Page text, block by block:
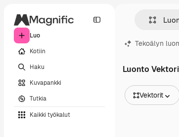
Luo
Kotiin
Haku
Kuvapankki
Tutkia
Kaikki työkalut
Tekoälyn
Luonto
Vektorit